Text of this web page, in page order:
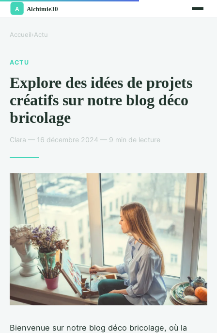
Accueil›Actu
ACTU
Explore des idées de projets
créatifs sur notre blog déco
bricolage
Clara — 16 décembre 2024 — 9 min de lecture
Bienvenue sur notre blog déco bricolage, où la